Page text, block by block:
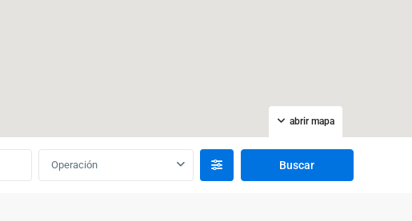
abrir mapa
Operación